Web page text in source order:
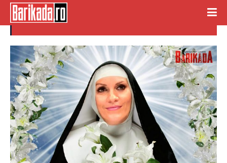
corina cretu